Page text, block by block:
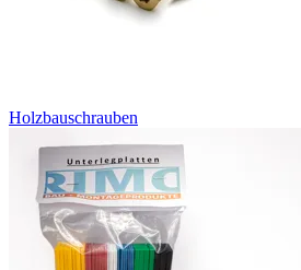
Holzbauschrauben